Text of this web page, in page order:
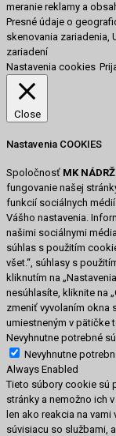
meranie reklamy a
Presné údaje o
skenovania zariadenia,
zariadení
Nastavenia cookies
Close
Nastavenia COOKIES
Spoločnosť MK
fungovanie našej
funkcií sociálnych
Vášho nastavenia.
našimi sociálnymi
súhlas s použitím
všet.“, súhlasy s
kliknutím na
nesúhlasíte, kliknite na
zmeniť vyvolaním okna
umiestneným v pätičke
Nevyhnutne potrebné
Nevyhnutne
Always Enabled
Tieto súbory cookie sú
stránky a nemožno ich
len ako reakcia na
súvisiacu so službami,